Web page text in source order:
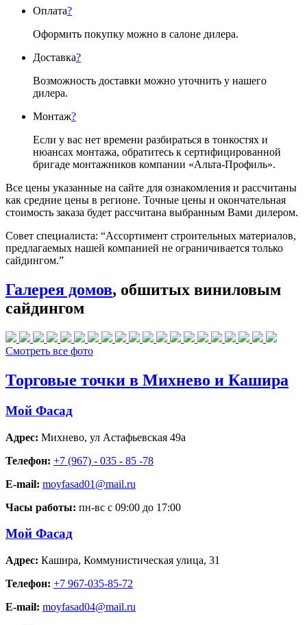
Оплата?
Оформить покупку можно в салоне дилера.
Доставка?
Возможность доставки можно уточнить у нашего
дилера.
Монтаж?
Если у вас нет времени разбираться в тонкостях и
нюансах монтажа, обратитесь к сертифицированной
бригаде монтажников компании «Альта-Профиль».
Все цены указанные на сайте для ознакомления и рассчитаны
как средние цены в регионе. Точные цены и окончательная
стоимость заказа будет рассчитана выбранным Вами дилером.
Совет специалиста: “Ассортимент строительных материалов,
предлагаемых нашей компанией не ограничивается только
сайдингом.”
Галерея домов, обшитых виниловым
сайдингом
Смотреть все фото
Торговые точки в Михнево и Кашира
Мой Фасад
Адрес: Михнево, ул Астафьевская 49а
Телефон: +7 (967) - 035 - 85 -78
E-mail: moyfasad01@mail.ru
Часы работы: пн-вс с 09:00 до 17:00
Мой Фасад
Адрес: Кашира, Коммунистическая улица, 31
Телефон: +7 967-035-85-72
E-mail: moyfasad04@mail.ru